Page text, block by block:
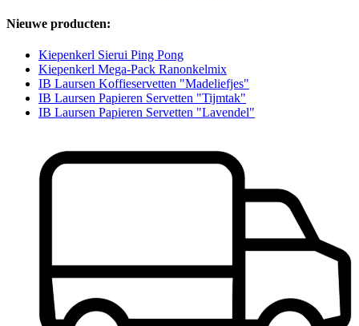
Nieuwe producten:
Kiepenkerl Sierui Ping Pong
Kiepenkerl Mega-Pack Ranonkelmix
IB Laursen Koffieservetten "Madeliefjes"
IB Laursen Papieren Servetten "Tijmtak"
IB Laursen Papieren Servetten "Lavendel"